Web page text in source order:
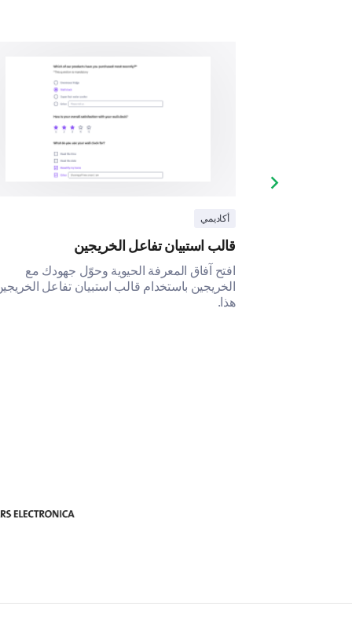
أكاديمي
قالب استبيان تفاعل الخريجين
افتح آفاق المعرفة الحيوية وحوّل جهودك مع
الخريجين باستخدام قالب استبيان تفاعل
هذا.
Next slide